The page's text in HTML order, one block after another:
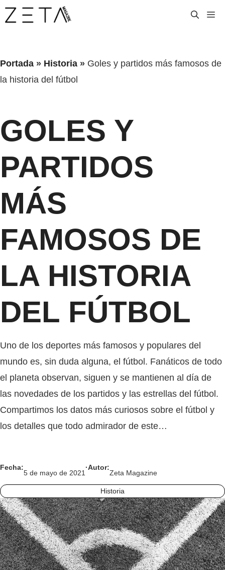
Saltar
al
Portada » Historia » Goles y partidos más famosos de
la historia del fútbol
GOLES Y
PARTIDOS
MÁS
FAMOSOS DE
LA HISTORIA
DEL FÚTBOL
Uno de los deportes más famosos y populares del
mundo es, sin duda alguna, el fútbol. Fanáticos de todo
el planeta observan, siguen y se mantienen al día de
las novedades de los partidos y las estrellas del fútbol.
Compartimos los datos más curiosos sobre el fútbol y
los detalles que todo admirador de este…
Fecha:
5 de mayo de 2021
·Autor:
Zeta Magazine
Historia